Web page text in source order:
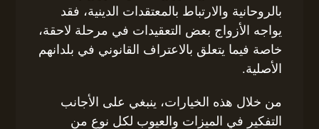
بالروحانية والارتباط بالمعتقدات الدينية، فقد
يواجه الأزواج بعض التعقيدات في مرحلة لاحقة،
خاصة فيما يتعلق بالاعتراف القانوني في بلدانهم
الأصلية.
من خلال هذه الخيارات، ينبغي على الأجانب
التفكير في الميزات والعيوب لكل نوع من